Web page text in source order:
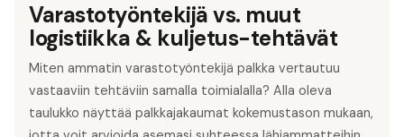
Varastotyöntekijä vs. muut
logistiikka & kuljetus-tehtävät
Miten ammatin varastotyöntekijä palkka vertautuu
vastaaviin tehtäviin samalla toimialalla? Alla oleva
taulukko näyttää palkkajakaumat kokemustason mukaan,